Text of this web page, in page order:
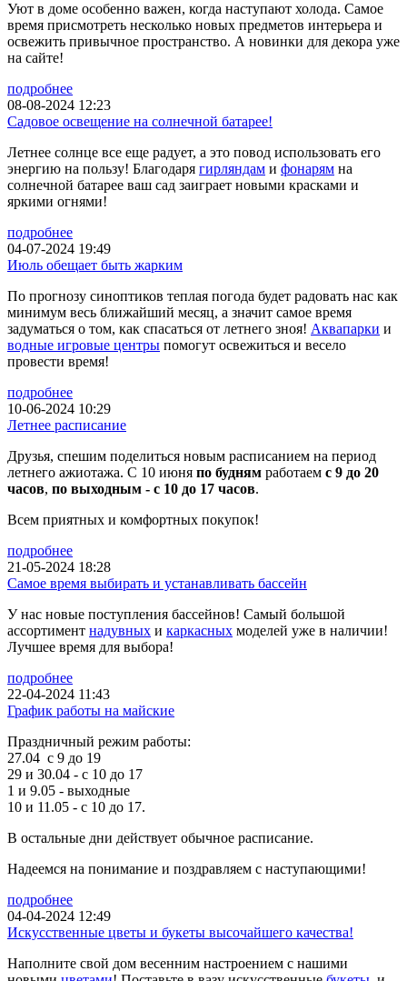
Уют в доме особенно важен, когда наступают холода. Самое
время присмотреть несколько новых предметов интерьера и
освежить привычное пространство. А новинки для декора уже
на сайте!
подробнее
08-08-2024 12:23
Садовое освещение на солнечной батарее!
Летнее солнце все еще радует, а это повод использовать его
энергию на пользу! Благодаря гирляндам и фонарям на
солнечной батарее ваш сад заиграет новыми красками и
яркими огнями!
подробнее
04-07-2024 19:49
Июль обещает быть жарким
По прогнозу синоптиков теплая погода будет радовать нас как
минимум весь ближайший месяц, а значит самое время
задуматься о том, как спасаться от летнего зноя! Аквапарки и
водные игровые центры помогут освежиться и весело
провести время!
подробнее
10-06-2024 10:29
Летнее расписание
Друзья, спешим поделиться новым расписанием на период
летнего ажиотажа. С 10 июня по будням работаем с 9 до 20
часов, по выходным - с 10 до 17 часов.
Всем приятных и комфортных покупок!
подробнее
21-05-2024 18:28
Самое время выбирать и устанавливать бассейн
У нас новые поступления бассейнов! Самый большой
ассортимент надувных и каркасных моделей уже в наличии!
Лучшее время для выбора!
подробнее
22-04-2024 11:43
График работы на майские
Праздничный режим работы:
27.04 с 9 до 19
29 и 30.04 - с 10 до 17
1 и 9.05 - выходные
10 и 11.05 - с 10 до 17.
В остальные дни действует обычное расписание.
Надеемся на понимание и поздравляем с наступающими!
подробнее
04-04-2024 12:49
Искусственные цветы и букеты высочайшего качества!
Наполните свой дом весенним настроением с нашими